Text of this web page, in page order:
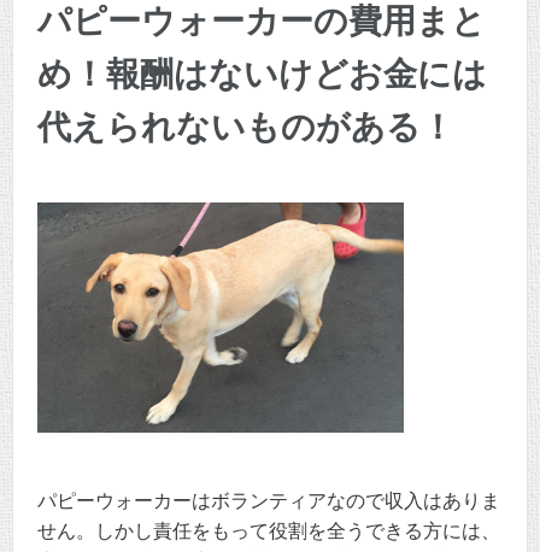
パピーウォーカーの費用まと
め！報酬はないけどお金には
代えられないものがある！
パピーウォーカーはボランティアなので収入はありま
せん。しかし責任をもって役割を全うできる方には、